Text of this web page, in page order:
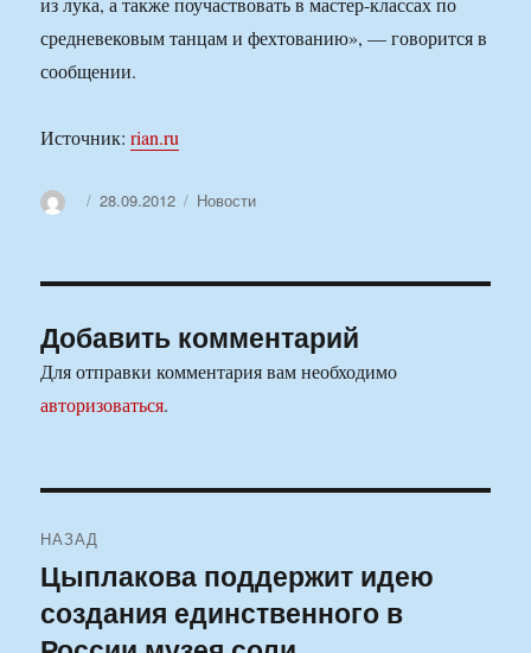
средневековым танцам и фехтованию», — говорится в
сообщении.
Источник:rian.ru
АвторОпубликовано
28.09.2012 Рубрики
Новости
Добавить комментарий
Для отправки комментария вам необходимо
авторизоваться.
по
записям
НАЗАД
Предыдущая
запись:
Цыплакова поддержит идею
создания единственного в